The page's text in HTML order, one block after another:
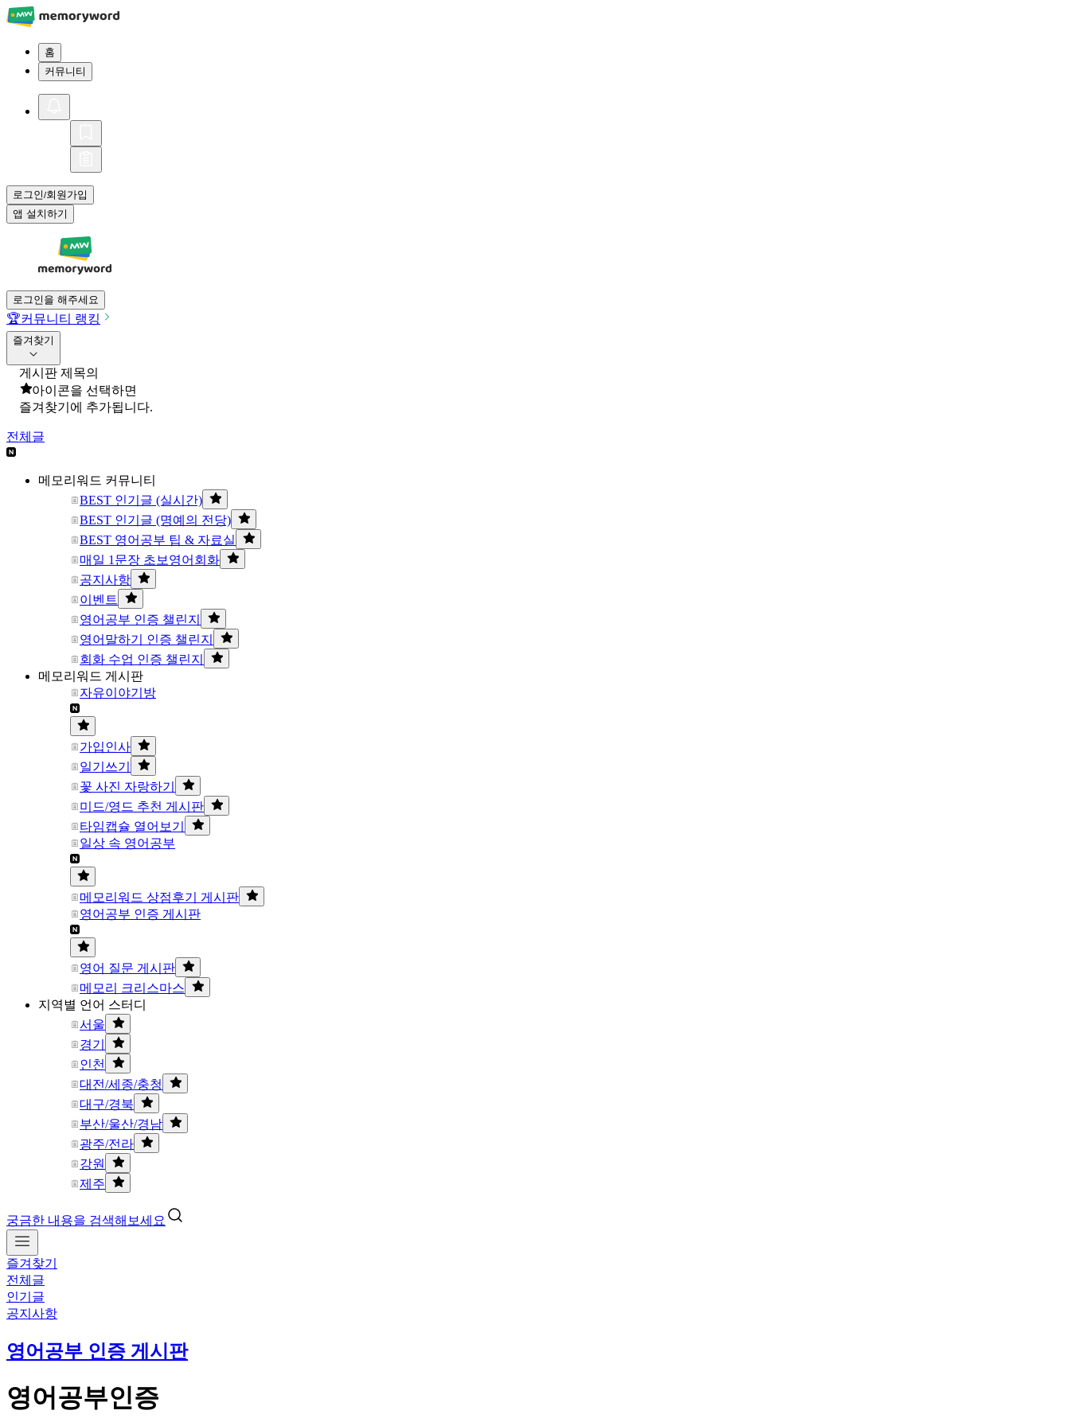
홈
커뮤니티
로그인/회원가입
앱 설치하기
로그인을 해주세요
🏆커뮤니티 랭킹
즐겨찾기
게시판 제목의
아이콘을 선택하면
즐겨찾기에 추가됩니다.
전체글
메모리워드 커뮤니티
BEST 인기글 (실시간)
BEST 인기글 (명예의 전당)
BEST 영어공부 팁 & 자료실
매일 1문장 초보영어회화
공지사항
이벤트
영어공부 인증 챌린지
영어말하기 인증 챌린지
회화 수업 인증 챌린지
메모리워드 게시판
자유이야기방
가입인사
일기쓰기
꽃 사진 자랑하기
미드/영드 추천 게시판
타임캡슐 열어보기
일상 속 영어공부
메모리워드 상점후기 게시판
영어공부 인증 게시판
영어 질문 게시판
메모리 크리스마스
지역별 언어 스터디
서울
경기
인천
대전/세종/충청
대구/경북
부산/울산/경남
광주/전라
강원
제주
궁금한 내용을 검색해보세요
즐겨찾기
전체글
인기글
공지사항
영어공부 인증 게시판
영어공부인증